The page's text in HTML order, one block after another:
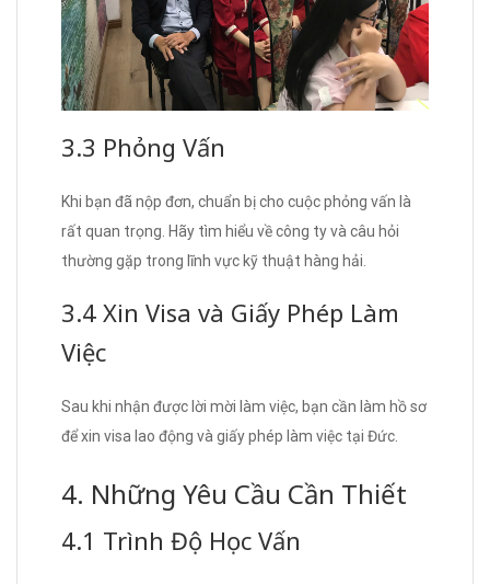
3.3 Phỏng Vấn
Khi bạn đã nộp đơn, chuẩn bị cho cuộc phỏng vấn là
rất quan trọng. Hãy tìm hiểu về công ty và câu hỏi
thường gặp trong lĩnh vực kỹ thuật hàng hải.
3.4 Xin Visa và Giấy Phép Làm
Việc
Sau khi nhận được lời mời làm việc, bạn cần làm hồ sơ
để xin visa lao động và giấy phép làm việc tại Đức.
4. Những Yêu Cầu Cần Thiết
4.1 Trình Độ Học Vấn